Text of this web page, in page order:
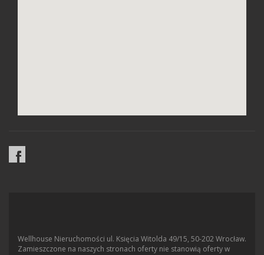
Wellhouse Nieruchomości ul. Księcia Witolda 49/15, 50-202 Wrocław.
Zamieszczone na naszych stronach oferty nie stanowią oferty w